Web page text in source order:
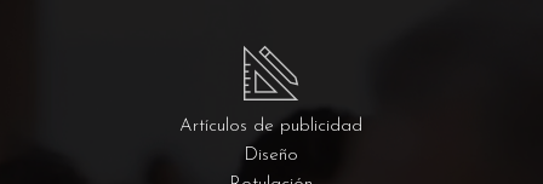
Artículos de publicidad
Diseño